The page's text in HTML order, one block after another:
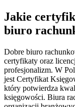
Jakie
biuro
Dobre biuro
certyfikaty oraz
profesjonalizm. W
jest Certyfikat
który potwierdza
księgowości. Biura